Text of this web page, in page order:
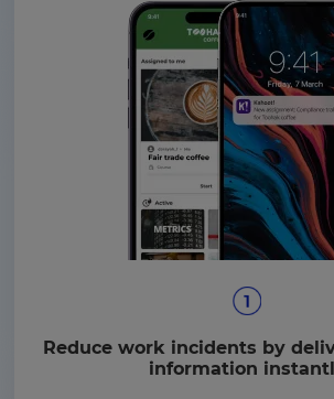
Reduce work incidents by
information